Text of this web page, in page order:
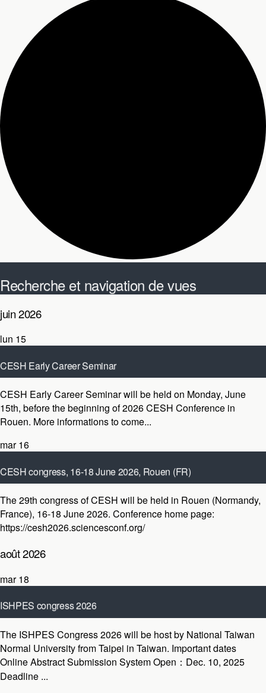
Recherche et navigation de vues
Évènements
Saisir mot-clé. Rechercher Évènements par mot-clé.
juin 2026
lun 15
CESH Early Career Seminar
juin 15
STAPS RouenBoulevard Siegfried, Mont-Saint-Aignan, France
CESH Early Career Seminar will be held on Monday, June
15th, before the beginning of 2026 CESH Conference in
Rouen. More informations to come...
mar16
CESH congress, 16-18 June 2026, Rouen (FR)
juin 16-juin 18
STAPS Rouen Boulevard Siegfried, Mont-Saint-Aignan, France
The 29th congress of CESH will be held in Rouen (Normandy,
France), 16-18 June 2026. Conference home page:
https://cesh2026.sciencesconf.org/
août 2026
mar18
ISHPES congress 2026
août 18-août 21
National Taiwan Normal UniversityNo. 162號, Section 1,
Heping E Rd, Da’an District,, Taipei City, Taiwan
The ISHPES Congress 2026 will be host by National Taiwan
Normal University from Taipei in Taiwan. Important dates
Online Abstract Submission System Open：Dec. 10, 2025
Deadline ...